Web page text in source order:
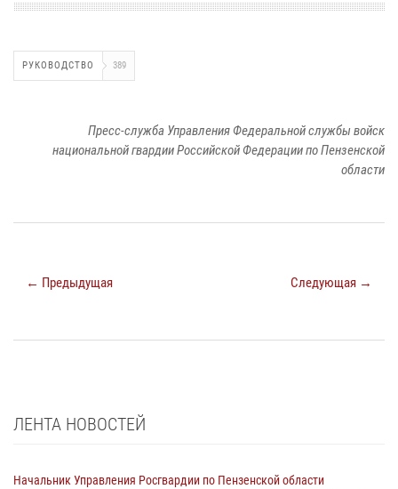
РУКОВОДСТВО 389
Пресс-служба Управления Федеральной службы войск
национальной гвардии Российской Федерации по Пензенской
области
← Предыдущая Следующая →
ЛЕНТА НОВОСТЕЙ
Начальник Управления Росгвардии по Пензенской области